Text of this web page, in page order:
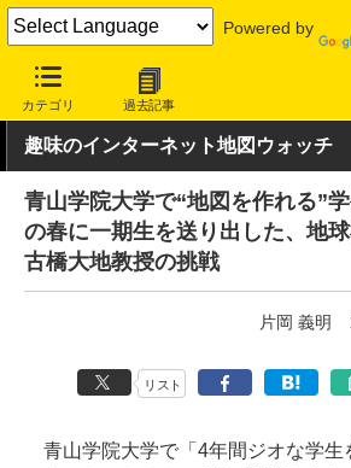
Powered by
カテゴリ 過去記事
INTERNET Watch トピック
趣味のインターネット地図ウォッチ
青山学院大学で“地図を作れる”
の春に一期生を送り出した、地
古橋大地教授の挑戦
片岡 義明
リスト
青山学院大学で「4年間ジオな学生